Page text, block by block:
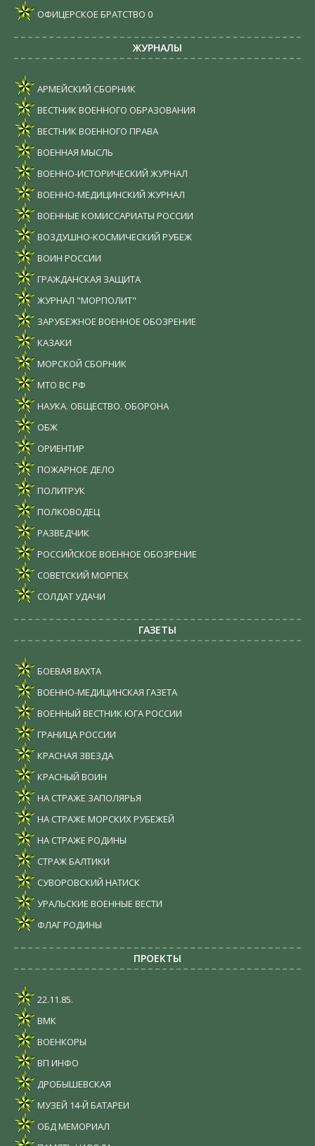
ОФИЦЕРСКОЕ БРАТСТВО 0
ЖУРНАЛЫ
АРМЕЙСКИЙ СБОРНИК
ВЕСТНИК ВОЕННОГО ОБРАЗОВАНИЯ
ВЕСТНИК ВОЕННОГО ПРАВА
ВОЕННАЯ МЫСЛЬ
ВОЕННО-ИСТОРИЧЕСКИЙ ЖУРНАЛ
ВОЕННО-МЕДИЦИНСКИЙ ЖУРНАЛ
ВОЕННЫЕ КОМИССАРИАТЫ РОССИИ
ВОЗДУШНО-КОСМИЧЕСКИЙ РУБЕЖ
ВОИН РОССИИ
ГРАЖДАНСКАЯ ЗАЩИТА
ЖУРНАЛ "МОРПОЛИТ"
ЗАРУБЕЖНОЕ ВОЕННОЕ ОБОЗРЕНИЕ
КАЗАКИ
МОРСКОЙ СБОРНИК
МТО ВС РФ
НАУКА. ОБЩЕСТВО. ОБОРОНА
ОБЖ
ОРИЕНТИР
ПОЖАРНОЕ ДЕЛО
ПОЛИТРУК
ПОЛКОВОДЕЦ
РАЗВЕДЧИК
РОССИЙСКОЕ ВОЕННОЕ ОБОЗРЕНИЕ
СОВЕТСКИЙ МОРПЕХ
СОЛДАТ УДАЧИ
ГАЗЕТЫ
БОЕВАЯ ВАХТА
ВОЕННО-МЕДИЦИНСКАЯ ГАЗЕТА
ВОЕННЫЙ ВЕСТНИК ЮГА РОССИИ
ГРАНИЦА РОССИИ
КРАСНАЯ ЗВЕЗДА
КРАСНЫЙ ВОИН
НА СТРАЖЕ ЗАПОЛЯРЬЯ
НА СТРАЖЕ МОРСКИХ РУБЕЖЕЙ
НА СТРАЖЕ РОДИНЫ
СТРАЖ БАЛТИКИ
СУВОРОВСКИЙ НАТИСК
УРАЛЬСКИЕ ВОЕННЫЕ ВЕСТИ
ФЛАГ РОДИНЫ
ПРОЕКТЫ
22.11.85.
ВМК
ВОЕНКОРЫ
ВП ИНФО
ДРОБЫШЕВСКАЯ
МУЗЕЙ 14-Й БАТАРЕИ
ОБД МЕМОРИАЛ